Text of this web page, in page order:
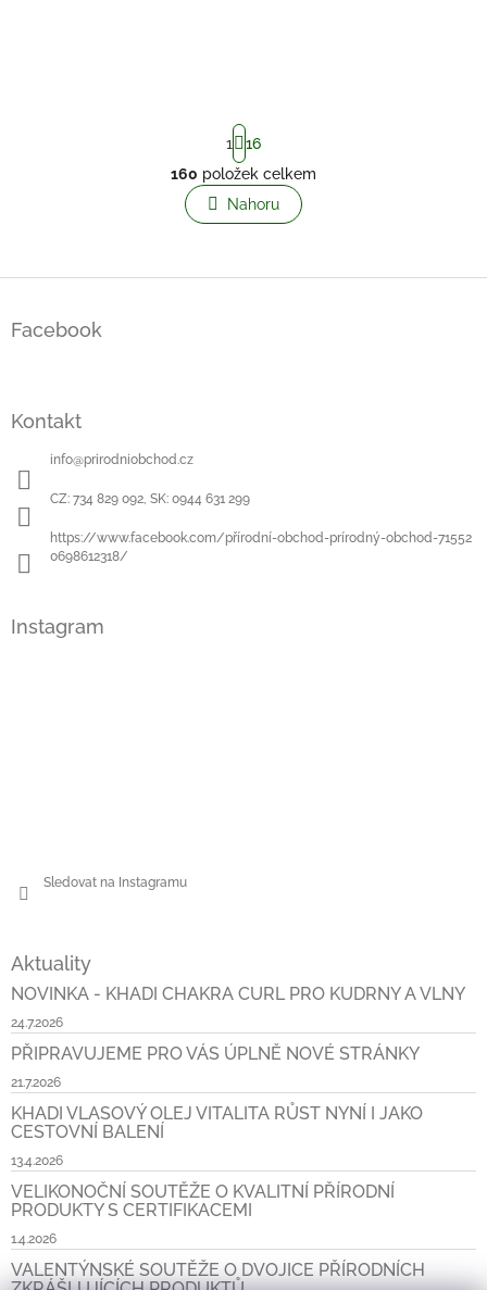
O
v
l
a
p
i
s
S
t
r
á
n
k
á
1
16
160 položek celkem
Nahoru
Facebook
Kontakt
info@prirodniobchod.cz
CZ: 734 829 092, SK: 0944 631 299
https://www.facebook.com/přírodní-obchod-prírodný-obchod-71552
0698612318/
Instagram
Sledovat na Instagramu
Aktuality
NOVINKA - KHADI CHAKRA CURL PRO KUDRNY A VLNY
24.7.2026
PŘIPRAVUJEME PRO VÁS ÚPLNĚ NOVÉ STRÁNKY
21.7.2026
KHADI VLASOVÝ OLEJ VITALITA RŮST NYNÍ I JAKO
CESTOVNÍ BALENÍ
13.4.2026
VELIKONOČNÍ SOUTĚŽE O KVALITNÍ PŘÍRODNÍ
PRODUKTY S CERTIFIKACEMI
1.4.2026
VALENTÝNSKÉ SOUTĚŽE O DVOJICE PŘÍRODNÍCH